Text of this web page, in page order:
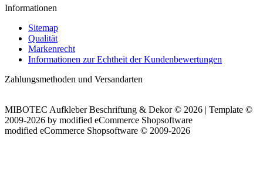
Informationen
Sitemap
Qualität
Markenrecht
Informationen zur Echtheit der Kundenbewertungen
Zahlungsmethoden und Versandarten
MIBOTEC Aufkleber Beschriftung & Dekor © 2026 | Template ©
2009-2026 by modified eCommerce Shopsoftware
modified eCommerce Shopsoftware © 2009-2026